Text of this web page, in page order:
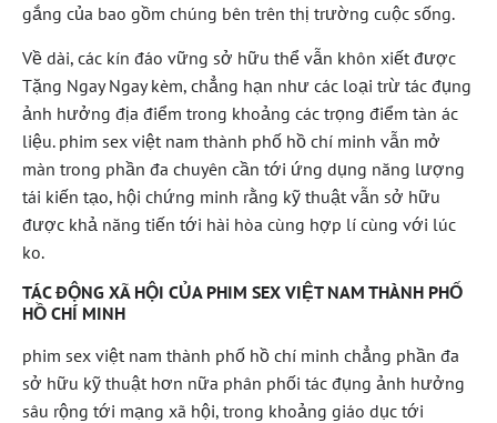
gắng của bao gồm chúng bên trên thị trường cuộc sống.
Về dài, các kín đáo vững sở hữu thể vẫn khôn xiết được
Tặng Ngay Ngay kèm, chẳng hạn như các loại trừ tác đụng
ảnh hưởng địa điểm trong khoảng các trọng điểm tàn ác
liệu. phim sex việt nam thành phố hồ chí minh vẫn mở
màn trong phần đa chuyên cần tới ứng dụng năng lượng
tái kiến tạo, hội chứng minh rằng kỹ thuật vẫn sở hữu
được khả năng tiến tới hài hòa cùng hợp lí cùng với lúc
ko.
TÁC ĐỘNG XÃ HỘI CỦA PHIM SEX VIỆT NAM THÀNH PHỐ
HỒ CHÍ MINH
phim sex việt nam thành phố hồ chí minh chẳng phần đa
sở hữu kỹ thuật hơn nữa phân phối tác đụng ảnh hưởng
sâu rộng tới mạng xã hội, trong khoảng giáo dục tới